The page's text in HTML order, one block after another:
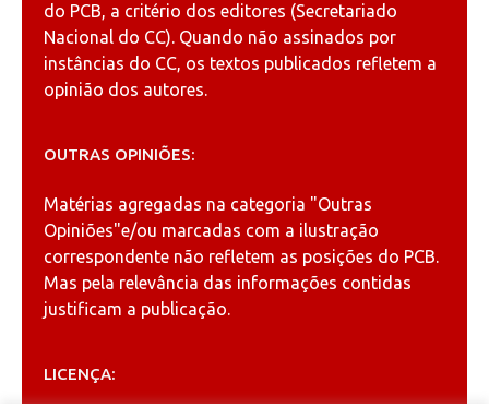
do PCB, a critério dos editores (Secretariado
Nacional do CC). Quando não assinados por
instâncias do CC, os textos publicados refletem a
opinião dos autores.
OUTRAS OPINIÕES:
Matérias agregadas na categoria "Outras
Opiniões"e/ou marcadas com a ilustração
correspondente não refletem as posições do PCB.
Mas pela relevância das informações contidas
justificam a publicação.
LICENÇA: